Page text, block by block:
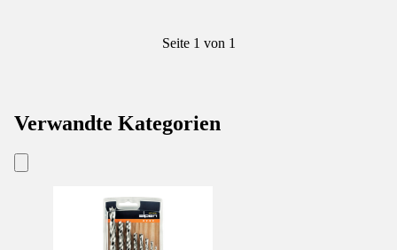
Seite 1 von 1
Verwandte Kategorien